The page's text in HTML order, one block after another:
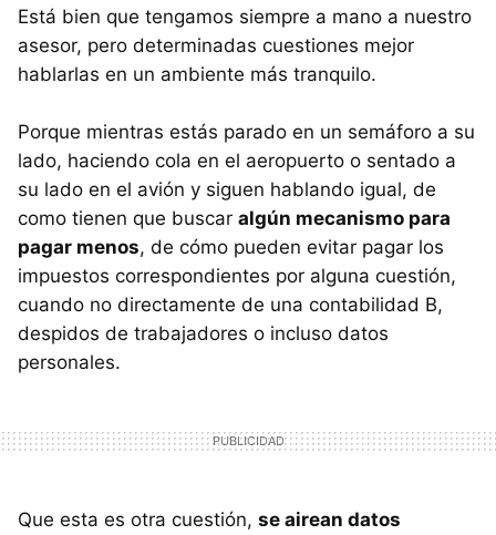
Está bien que tengamos siempre a mano a nuestro
asesor, pero determinadas cuestiones mejor
hablarlas en un ambiente más tranquilo.
Porque mientras estás parado en un semáforo a su
lado, haciendo cola en el aeropuerto o sentado a
su lado en el avión y siguen hablando igual, de
como tienen que buscar algún mecanismo para
pagar menos, de cómo pueden evitar pagar los
impuestos correspondientes por alguna cuestión,
cuando no directamente de una contabilidad B,
despidos de trabajadores o incluso datos
personales.
Que esta es otra cuestión, se airean datos